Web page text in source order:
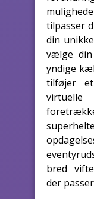
tilpasser
din
vælge
yndige
tilføjer
bred
der